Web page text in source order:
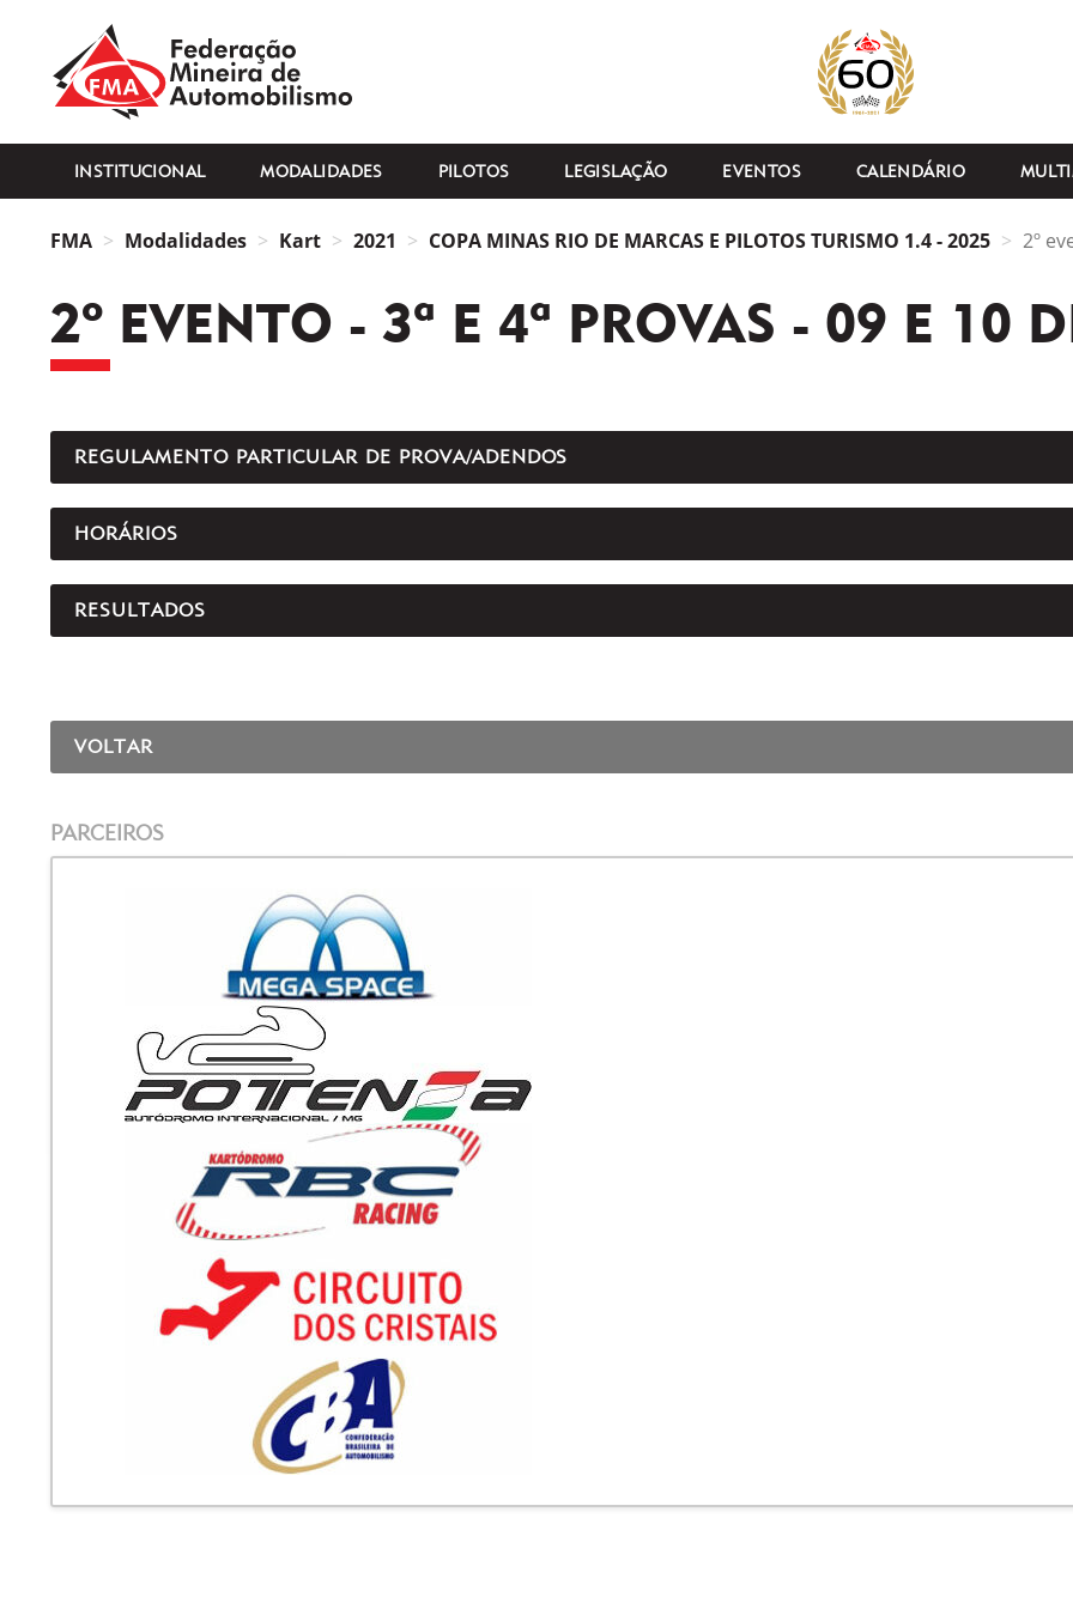
INSTITUCIONAL MODALIDADES PILOTOS LEGISLAÇÃO EVENTOS CALENDÁRIO
FMA Modalidades Kart 2021 COPA MINAS RIO DE MARCAS E PILOTOS TURISMO 1.4 - 2025 2º
2º EVENTO - 3ª E 4ª PROVAS - 09 E 10
REGULAMENTO PARTICULAR DE PROVA/ADENDOS
HORÁRIOS
RESULTADOS
VOLTAR
PARCEIROS